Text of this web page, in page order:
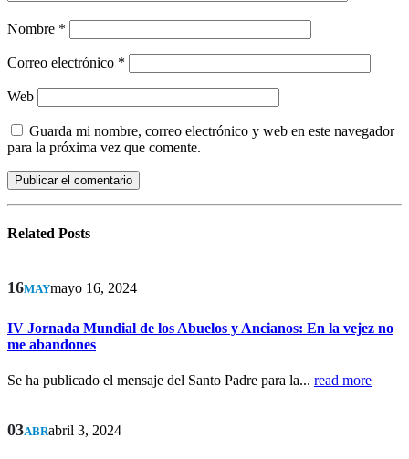
Nombre *
Correo electrónico *
Web
Guarda mi nombre, correo electrónico y web en este navegador
para la próxima vez que comente.
Related Posts
16MAYmayo 16, 2024
IV Jornada Mundial de los Abuelos y Ancianos: En la vejez no
me abandones
Se ha publicado el mensaje del Santo Padre para la... read more
03ABRabril 3, 2024